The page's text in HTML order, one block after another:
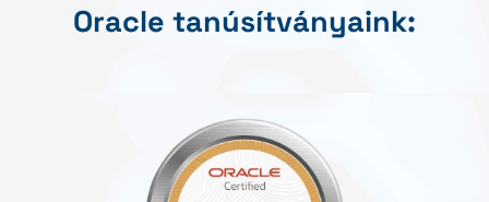
Oracle tanúsítványaink: